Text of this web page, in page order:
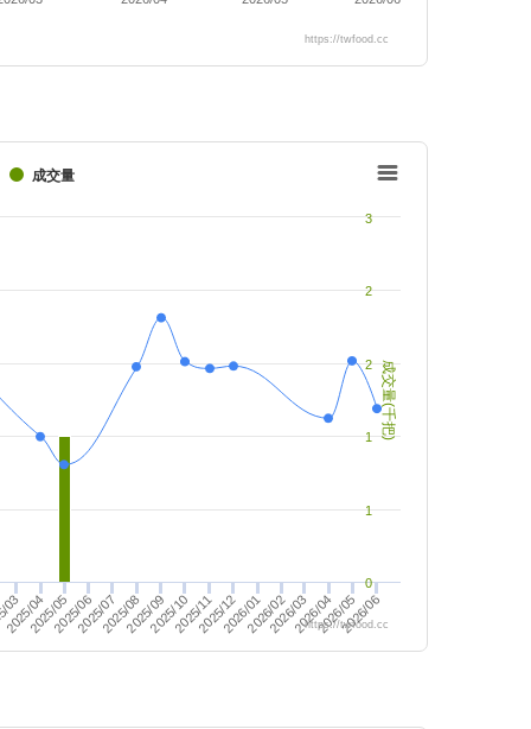
https://twfood.cc
成交量(千把)
成交量
03
2025/042025/052025/062025/072025/082025/092025/102025/112025/122026/012026/022026/032026/042026/052026/06
0
1
1
2
2
3
https://twfood.cc